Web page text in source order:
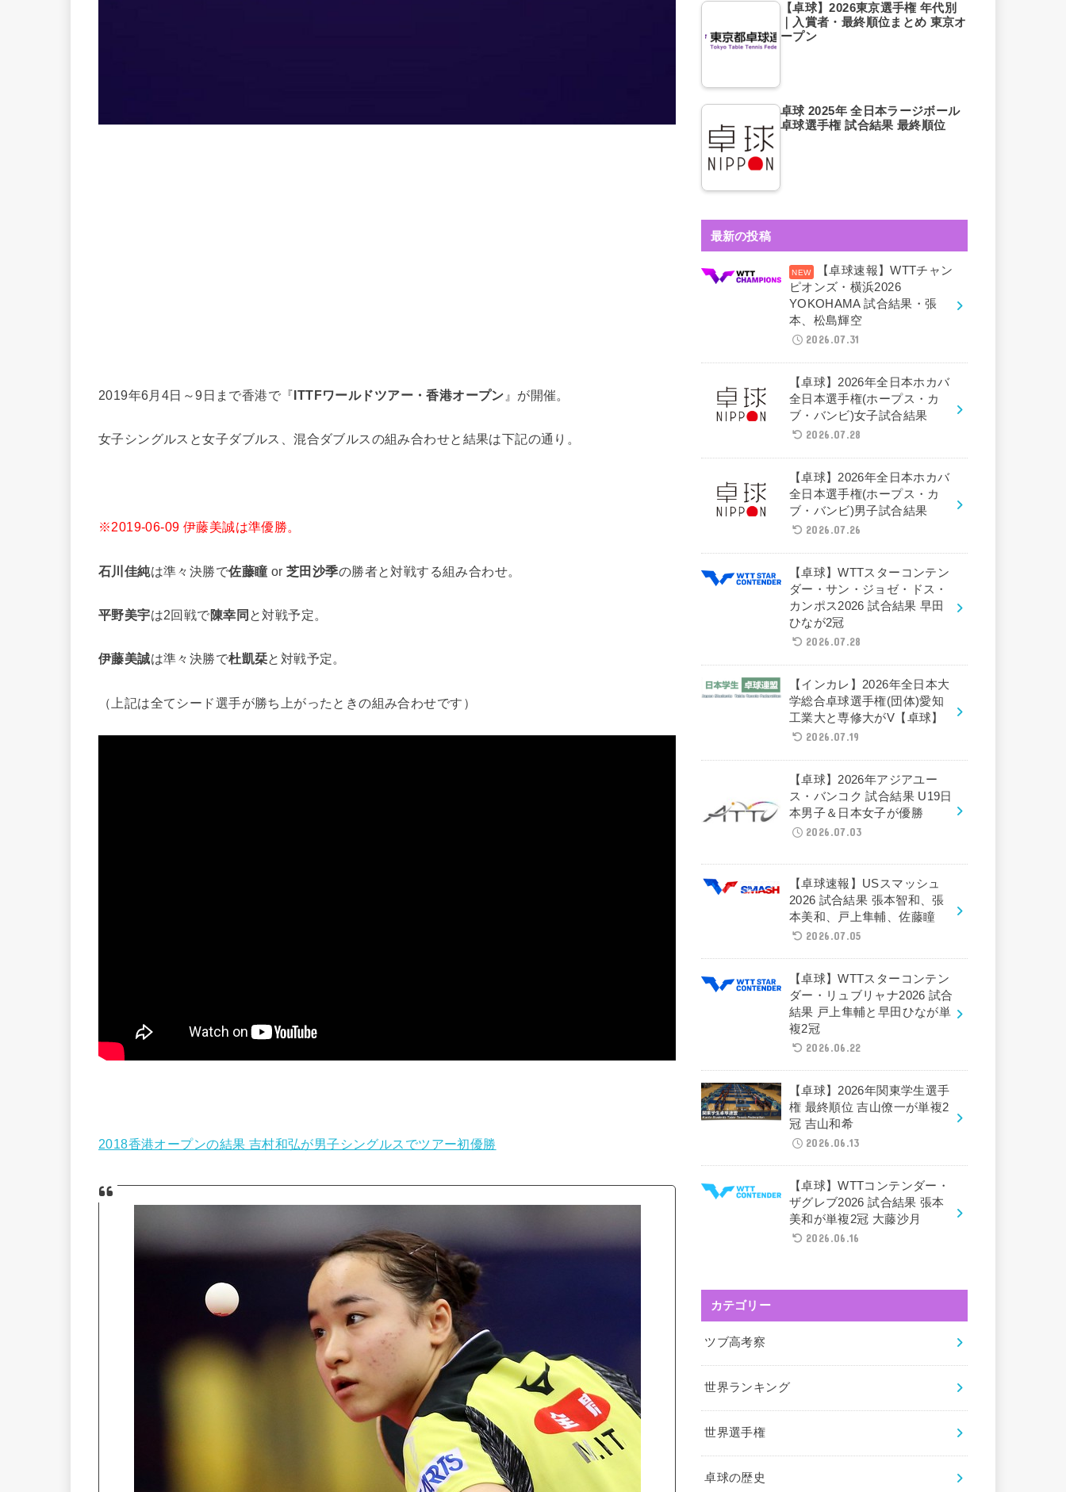
2019年6月4日～9日まで香港で『ITTFワールドツアー・香港オープン 』が開催。
女子シングルスと女子ダブルス、混合ダブルスの組み合わせと結果は下記の通り。
※2019-06-09 伊藤美誠は準優勝。
石川佳純は準々決勝で佐藤瞳 or芝田沙季の勝者と対戦する組み合わせ。
平野美宇は2回戦で陳幸同 と対戦予定。
伊藤美誠は準々決勝で杜凱栞と対戦予定。
（上記は全てシード選手が勝ち上がったときの組み合わせです）
2018香港オープンの結果 吉村和弘が男子シングルスでツアー初優勝
【卓球】2026東京選手権 年代別
｜入賞者・最終順位まとめ 東京オ
ープン
卓球 2025年 全日本ラージボール
卓球選手権 試合結果 最終順位
最新の投稿
【卓球速報】WTTチャン
ピオンズ・横浜2026
YOKOHAMA 試合結果・張
本、松島輝空
2026.07.31
【卓球】2026年全日本ホカバ
全日本選手権(ホープス・カ
ブ・バンビ)女子試合結果
2026.07.28
【卓球】2026年全日本ホカバ
全日本選手権(ホープス・カ
ブ・バンビ)男子試合結果
2026.07.26
【卓球】WTTスターコンテン
ダー・サン・ジョゼ・ドス・
カンポス2026 試合結果 早田
ひなが2冠
2026.07.28
【インカレ】2026年全日本大
学総合卓球選手権(団体)愛知
工業大と専修大がV【卓球】
2026.07.19
【卓球】2026年アジアユー
ス・バンコク 試合結果 U19日
本男子＆日本女子が優勝
2026.07.03
【卓球速報】USスマッシュ
2026 試合結果 張本智和、張
本美和、戸上隼輔、佐藤瞳
2026.07.05
【卓球】WTTスターコンテン
ダー・リュブリャナ2026 試合
結果 戸上隼輔と早田ひなが単
複2冠
2026.06.22
【卓球】2026年関東学生選手
権 最終順位 吉山僚一が単複2
冠 吉山和希
2026.06.13
【卓球】WTTコンテンダー・
ザグレブ2026 試合結果 張本
美和が単複2冠 大藤沙月
2026.06.16
カテゴリー
ツブ高考察
世界ランキング
世界選手権
卓球の歴史